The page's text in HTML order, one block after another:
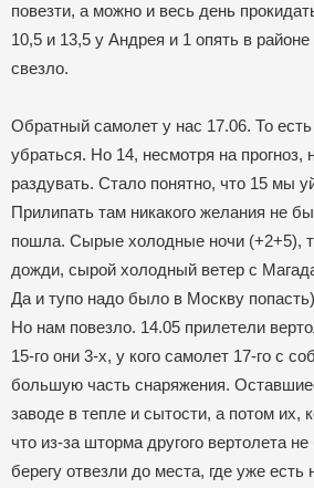
повезти, а можно и весь день
10,5 и 13,5 у Андрея и 1 опять в
свезло.
Обратный самолет у нас 17.06. То
убраться. Но 14, несмотря на прогноз,
раздувать. Стало понятно, что 15 мы
Прилипать там никакого желания не
пошла. Сырые холодные ночи (+2+5),
дожди, сырой холодный ветер с
Да и тупо надо было в Москву
Но нам повезло. 14.05 прилетели
15-го они 3-х, у кого самолет 17-го с
большую часть снаряжения.
заводе в тепле и сытости, а потом их,
что из-за шторма другого вертолета
берегу отвезли до места, где уже